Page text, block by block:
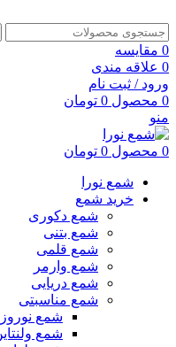
0 مقایسه
0 علاقه مندی
ورود / ثبت نام
0 محصول 0 تومان
منو
0 محصول 0 تومان
شمع نورا
خرید شمع
شمع دکوری
شمع بتنی
شمع قلمی
شمع وارمر
شمع دریایی
شمع مناسبتی
شمع نوروز
شمع